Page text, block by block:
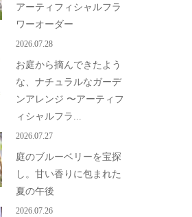
アーティフィシャルフラ
ワーオーダー
2026.07.28
お庭から摘んできたよう
な、ナチュラルなガーデ
ンアレンジ 〜アーティフ
ィシャルフラ...
2026.07.27
庭のブルーベリーを宝探
し。甘い香りに包まれた
夏の午後
2026.07.26